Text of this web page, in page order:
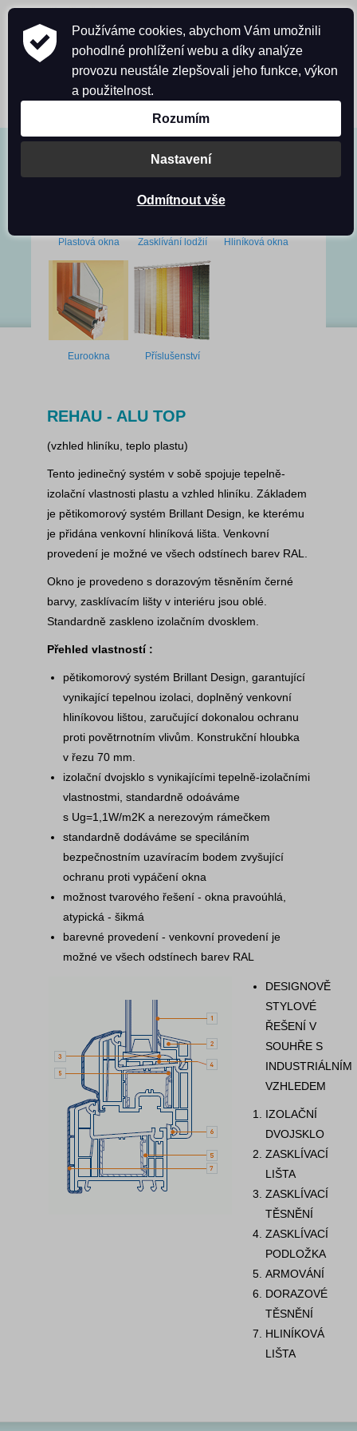
FOTOGALERIE
Plastová okna Zasklívání lodžií Hliníková okna
Eurookna Příslušenství
REHAU - ALU TOP
(vzhled hliníku, teplo plastu)
Tento jedinečný systém v sobě spojuje tepelně-
izolační vlastnosti plastu a vzhled hliníku. Základem
je pětikomorový systém Brillant Design, ke kterému
je přidána venkovní hliníková lišta. Venkovní
provedení je možné ve všech odstínech barev RAL.
Okno je provedeno s dorazovým těsněním černé
barvy, zasklívacím lišty v interiéru jsou oblé.
Standardně zaskleno izolačním dvosklem.
Přehled vlastností :
pětikomorový systém Brillant Design, garantující
vynikající tepelnou izolaci, doplněný venkovní
hliníkovou lištou, zaručující dokonalou ochranu
proti povětrnotním vlivům. Konstrukční hloubka
v řezu 70 mm.
izolační dvojsklo s vynikajícími tepelně-izolačními
vlastnostmi, standardně odoáváme
s Ug=1,1W/m2K a nerezovým rámečkem
standardně dodáváme se speciláním
bezpečnostním uzavíracím bodem zvyšující
ochranu proti vypáčení okna
možnost tvarového řešení - okna pravoúhlá,
atypická - šikmá
barevné provedení - venkovní provedení je
možné ve všech odstínech barev RAL
DESIGNOVĚ
STYLOVÉ
ŘEŠENÍ V
SOUHŘE S
INDUSTRIÁLNÍM
VZHLEDEM
IZOLAČNÍ
DVOJSKLO
ZASKLÍVACÍ
LIŠTA
ZASKLÍVACÍ
TĚSNĚNÍ
ZASKLÍVACÍ
PODLOŽKA
ARMOVÁNÍ
DORAZOVÉ
TĚSNĚNÍ
HLINÍKOVÁ
LIŠTA
Používáme cookies, abychom Vám umožnili
pohodlné prohlížení webu a díky analýze
provozu neustále zlepšovali jeho funkce, výkon
a použitelnost.
Rozumím
Nastavení
Odmítnout vše